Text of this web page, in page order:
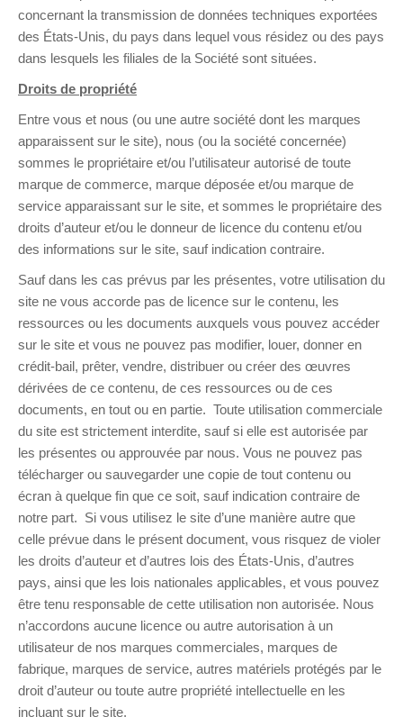
concernant la transmission de données techniques exportées
des États-Unis, du pays dans lequel vous résidez ou des pays
dans lesquels les filiales de la Société sont situées.
Droits de propriété
Entre vous et nous (ou une autre société dont les marques
apparaissent sur le site), nous (ou la société concernée)
sommes le propriétaire et/ou l’utilisateur autorisé de toute
marque de commerce, marque déposée et/ou marque de
service apparaissant sur le site, et sommes le propriétaire des
droits d’auteur et/ou le donneur de licence du contenu et/ou
des informations sur le site, sauf indication contraire.
Sauf dans les cas prévus par les présentes, votre utilisation du
site ne vous accorde pas de licence sur le contenu, les
ressources ou les documents auxquels vous pouvez accéder
sur le site et vous ne pouvez pas modifier, louer, donner en
crédit-bail, prêter, vendre, distribuer ou créer des œuvres
dérivées de ce contenu, de ces ressources ou de ces
documents, en tout ou en partie. Toute utilisation commerciale
du site est strictement interdite, sauf si elle est autorisée par
les présentes ou approuvée par nous. Vous ne pouvez pas
télécharger ou sauvegarder une copie de tout contenu ou
écran à quelque fin que ce soit, sauf indication contraire de
notre part. Si vous utilisez le site d’une manière autre que
celle prévue dans le présent document, vous risquez de violer
les droits d’auteur et d’autres lois des États-Unis, d’autres
pays, ainsi que les lois nationales applicables, et vous pouvez
être tenu responsable de cette utilisation non autorisée. Nous
n’accordons aucune licence ou autre autorisation à un
utilisateur de nos marques commerciales, marques de
fabrique, marques de service, autres matériels protégés par le
droit d’auteur ou toute autre propriété intellectuelle en les
incluant sur le site.